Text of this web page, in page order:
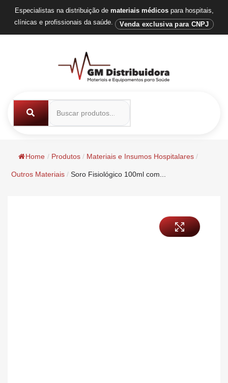
Especialistas na distribuição de materiais médicospara hospitais,
clínicas e profissionais da saúde.
Venda exclusiva para CNPJ
Home / Produtos / Materiais e Insumos Hospitalares /
Outros Materiais / Soro Fisiológico 100ml com...